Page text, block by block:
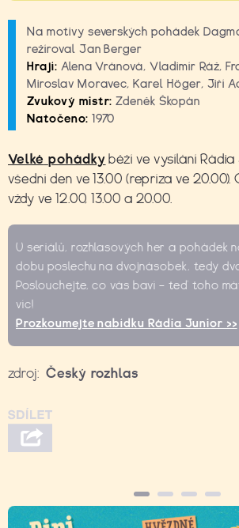
Na motivy severských pohádek
režíroval Jan Berger
Hrají: Alena Vránová, Vladimír Ráž,
Miroslav Moravec, Karel Höger, Jiří
Zvukový mistr: Zdeněk Škopán
Natočeno: 1970
Velké pohádky běží ve vysílání Rádia
všední den ve 13.00 (repríza ve 20.00).
vždy ve 12.00, 13.00 a 20.00.
U seriálů, rozhlasových her a pohádek
dobu poslechu na dvojnásobek, tedy
Poslouchejte, co vás baví – teď toho
víc!
Prozkoumejte nabídku Rádia Junior >>
zdroj: Český rozhlas